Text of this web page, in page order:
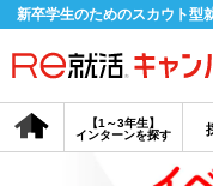
新卒学生のためのスカウト型
【1～3年生】
インターンを探す
会員登録